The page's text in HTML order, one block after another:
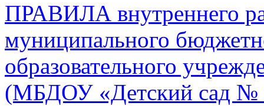
ПРАВИЛА внутреннего
муниципального
образовательного
(МБДОУ «Детский сад №